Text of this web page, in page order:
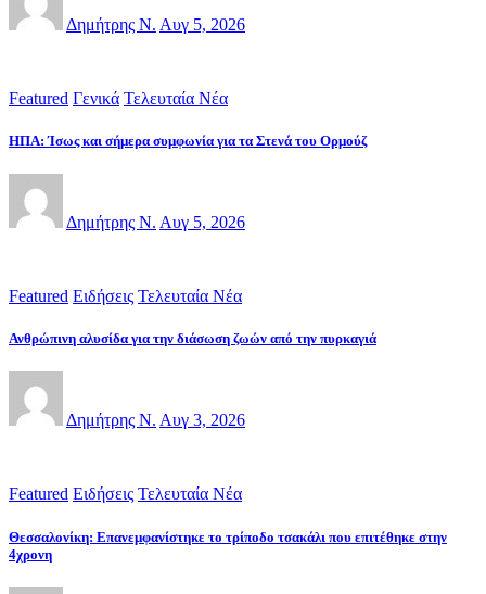
Δημήτρης Ν. Αυγ 5, 2026
Featured Γενικά Τελευταία Νέα
ΗΠΑ: Ίσως και σήμερα συμφωνία για τα Στενά του Ορμούζ
Δημήτρης Ν. Αυγ 5, 2026
Featured Ειδήσεις Τελευταία Νέα
Ανθρώπινη αλυσίδα για την διάσωση ζωών από την πυρκαγιά
Δημήτρης Ν. Αυγ 3, 2026
Featured Ειδήσεις Τελευταία Νέα
Θεσσαλονίκη: Επανεμφανίστηκε το τρίποδο τσακάλι που επιτέθηκε στην
4χρονη